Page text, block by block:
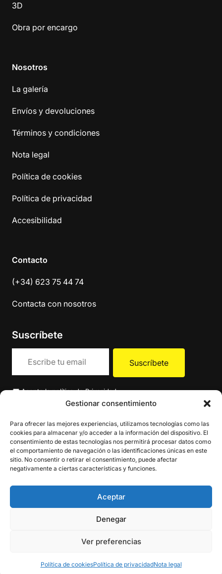
Gestionar consentimiento
Para ofrecer las mejores experiencias, utilizamos tecnologías como las
cookies para almacenar y/o acceder a la información del dispositivo. El
consentimiento de estas tecnologías nos permitirá procesar datos como
el comportamiento de navegación o las identificaciones únicas en este
sitio. No consentir o retirar el consentimiento, puede afectar
negativamente a ciertas características y funciones.
Aceptar
Denegar
Ver preferencias
Política de cookiesPolítica de privacidadNota legal
3D
Obra por encargo
Nosotros
La galería
Envíos y devoluciones
Términos y condiciones
Nota legal
Política de cookies
Política de privacidad
Accesibilidad
Contacto
(+34) 623 75 44 74
Contacta con nosotros
Suscríbete
Acepto lapolítica de Privacidad.